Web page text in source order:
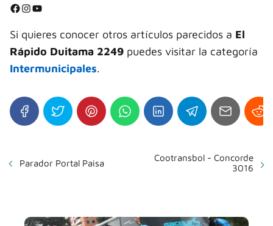
⭐
Facebook InstagramYouTube
Si quieres conocer otros artículos parecidos a El
Rápido Duitama 2249 puedes visitar la categoría
Intermunicipales.
Parador Portal Paisa
Cootransbol - Concorde
3016